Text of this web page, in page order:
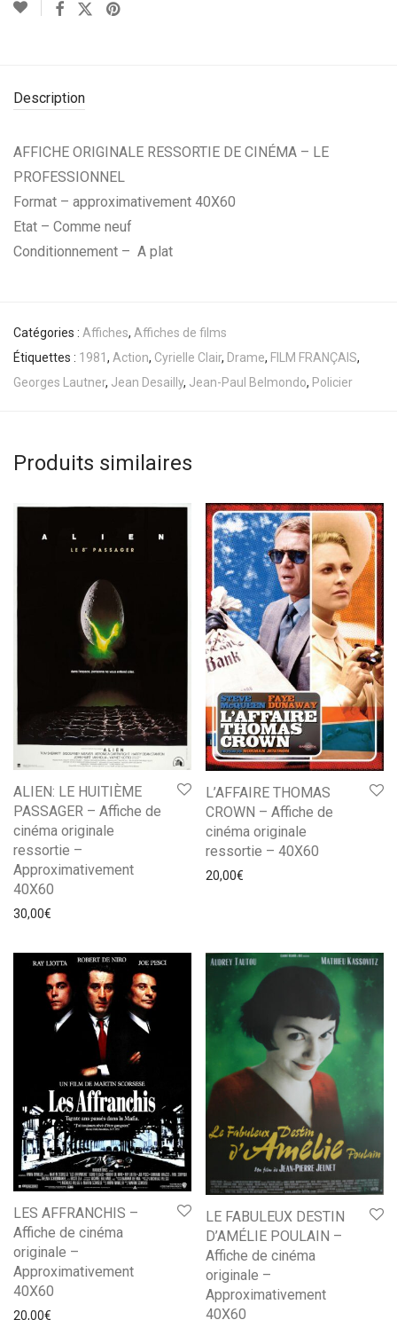
Description
AFFICHE ORIGINALE RESSORTIE DE CINÉMA – LE
PROFESSIONNEL
Format – approximativement 40X60
Etat – Comme neuf
Conditionnement – A plat
Catégories : Affiches, Affiches de films
Étiquettes : 1981 , Action, Cyrielle Clair, Drame, FILM FRANÇAIS,
Georges Lautner, Jean Desailly, Jean-Paul Belmondo, Policier
Produits similaires
ALIEN: LE HUITIÈME
PASSAGER – Affiche de
cinéma originale
ressortie –
Approximativement
40X60
30,00€
L’AFFAIRE THOMAS
CROWN – Affiche de
cinéma originale
ressortie – 40X60
20,00€
LES AFFRANCHIS –
Affiche de cinéma
originale –
Approximativement
40X60
20,00€
LE FABULEUX DESTIN
D’AMÉLIE POULAIN –
Affiche de cinéma
originale –
Approximativement
40X60